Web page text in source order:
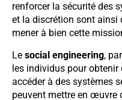
renforcer la sécurité des
et la discrétion sont ainsi
mener à bien cette
Le social engineering,
les individus pour
accéder à des systèmes
peuvent mettre en œuvre